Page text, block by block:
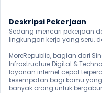
Deskripsi Pekerjaan
Sedang mencari pekerjaan
lingkungan kerja yang seru,
MoreRepublic, bagian dari
Infrastructure Digital &
layanan internet cepat
kesempatan bagi kamu
banyak orang untuk